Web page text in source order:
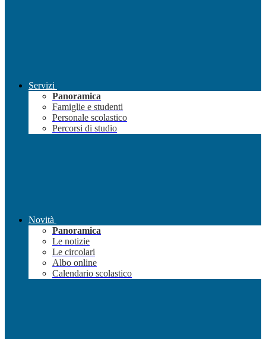
Servizi
Panoramica
Famiglie e studenti
Personale scolastico
Percorsi di studio
Novità
Panoramica
Le notizie
Le circolari
Albo online
Calendario scolastico